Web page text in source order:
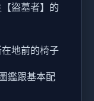
盜墓者】的
地前的椅子
鑑跟基本配